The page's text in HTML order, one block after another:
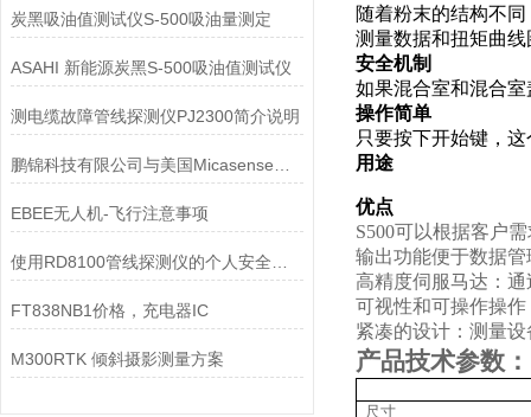
炭黑吸油值测试仪S-500吸油量测定
ASAHI 新能源炭黑S-500吸油值测试仪
测电缆故障管线探测仪PJ2300简介说明
EBEE无人机-飞行注意事项
FT838NB1价格，充电器IC
M300RTK 倾斜摄影测量方案
随着粉末的结构不
测量数据和扭矩曲
安全机制
如果混合室和混合
操作简单
只要按下开始键，
用途
优点
S500可以根据客户
输出功能便于数据
高精度伺服马达：
可视性和可操作操
紧凑的设计：测量
产品技术参数：
尺寸